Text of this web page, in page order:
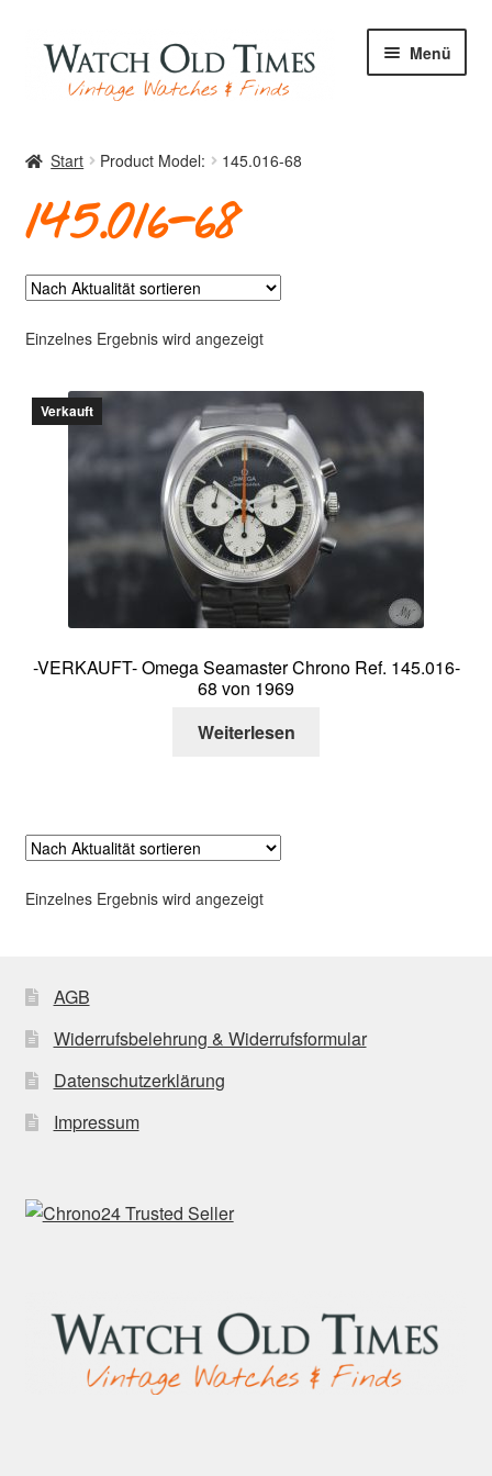
Zur
Navigation
springen
Zum
Inhalt
springen
Menü
Uhren
Archiv
Start Product Model: 145.016-68
145.016-68
Einzelnes Ergebnis wird angezeigt
Verkauft
-VERKAUFT- Omega Seamaster Chrono Ref. 145.016-
68 von 1969
Weiterlesen
Einzelnes Ergebnis wird angezeigt
AGB
Widerrufsbelehrung & Widerrufsformular
Datenschutzerklärung
Impressum